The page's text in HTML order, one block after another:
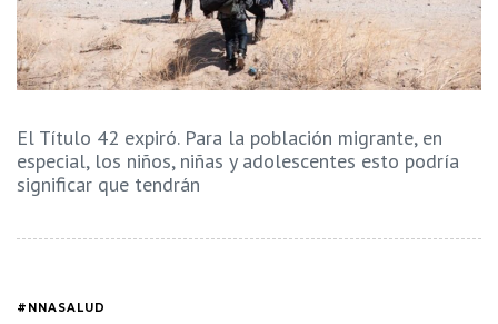
El Título 42 expiró. Para la población migrante, en
especial, los niños, niñas y adolescentes esto podría
significar que tendrán
#NNASALUD